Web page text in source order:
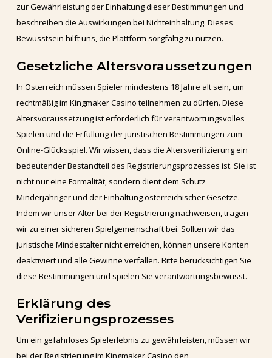
zur Gewährleistung der Einhaltung dieser Bestimmungen und
beschreiben die Auswirkungen bei Nichteinhaltung. Dieses
Bewusstsein hilft uns, die Plattform sorgfältig zu nutzen.
Gesetzliche Altersvoraussetzungen
In Österreich müssen Spieler mindestens 18 Jahre alt sein, um
rechtmäßig im Kingmaker Casino teilnehmen zu dürfen. Diese
Altersvoraussetzung ist erforderlich für verantwortungsvolles
Spielen und die Erfüllung der juristischen Bestimmungen zum
Online-Glücksspiel. Wir wissen, dass die Altersverifizierung ein
bedeutender Bestandteil des Registrierungsprozesses ist. Sie ist
nicht nur eine Formalität, sondern dient dem Schutz
Minderjähriger und der Einhaltung österreichischer Gesetze.
Indem wir unser Alter bei der Registrierung nachweisen, tragen
wir zu einer sicheren Spielgemeinschaft bei. Sollten wir das
juristische Mindestalter nicht erreichen, können unsere Konten
deaktiviert und alle Gewinne verfallen. Bitte berücksichtigen Sie
diese Bestimmungen und spielen Sie verantwortungsbewusst.
Erklärung des
Verifizierungsprozesses
Um ein gefahrloses Spielerlebnis zu gewährleisten, müssen wir
bei der Registrierung im Kingmaker Casino den